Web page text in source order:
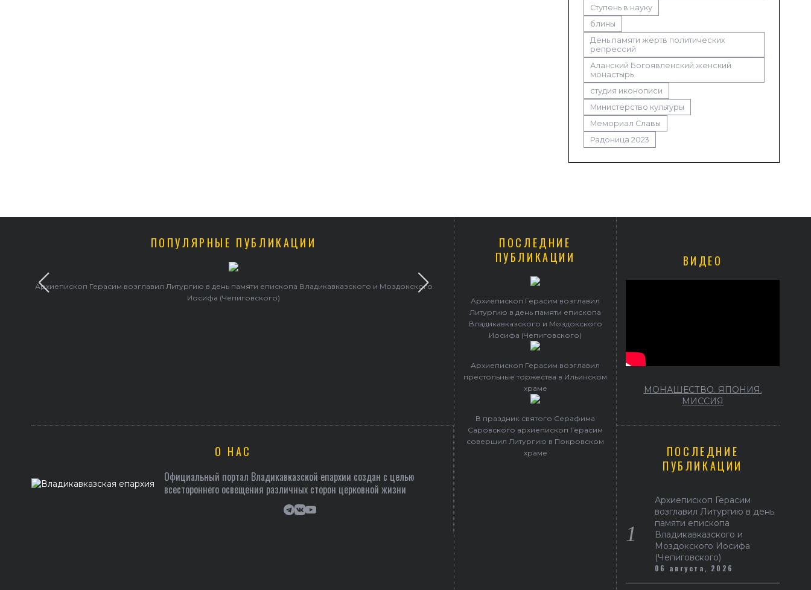
Ступень в науку
блины
День памяти жертв политических
репрессий
Аланский Богоявленский женский
монастырь
студия иконописи
Министерство культуры
Мемориал Славы
Радоница 2023
ПОПУЛЯРНЫЕ ПУБЛИКАЦИИ
Архиепископ Герасим возглавил Литургию в день памяти епископа Владикавказского и Моздокского
Иосифа (Чепиговского)
Архиепископ Герасим возглавил престольные торжества в Ильинском храме
О НАС
Официальный портал Владикавказской епархии создан c целью
всестороннего освещения различных сторон церковной жизни
ПОСЛЕДНИЕ
ПУБЛИКАЦИИ
Архиепископ Герасим возглавил
Литургию в день памяти епископа
Владикавказского и Моздокского
Иосифа (Чепиговского)
Архиепископ Герасим возглавил
престольные торжества в Ильинском
храме
В праздник святого Серафима
Саровского архиепископ Герасим
совершил Литургию в Покровском
храме
ВИДЕО
МОНАШЕСТВО. ЯПОНИЯ.
МИССИЯ
ПОСЛЕДНИЕ
ПУБЛИКАЦИИ
Архиепископ Герасим
возглавил Литургию в день
памяти епископа
Владикавказского и
Моздокского Иосифа
(Чепиговского)
06 августа, 2026